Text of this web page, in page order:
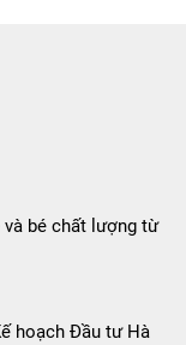
và bé chất lượng từ
hoạch Đầu tư Hà